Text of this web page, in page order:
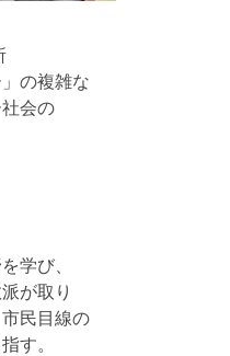
の複雑な
会の
学び、
が取り
民目線の
す。